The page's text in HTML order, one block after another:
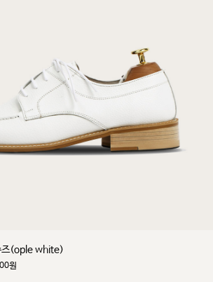
즈(ople white)
원